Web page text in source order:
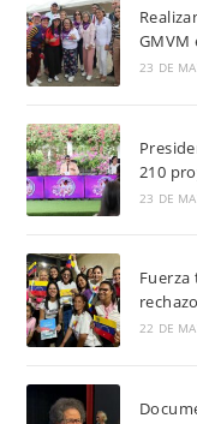
GMVM
23 DE
210
23 DE
22 DE